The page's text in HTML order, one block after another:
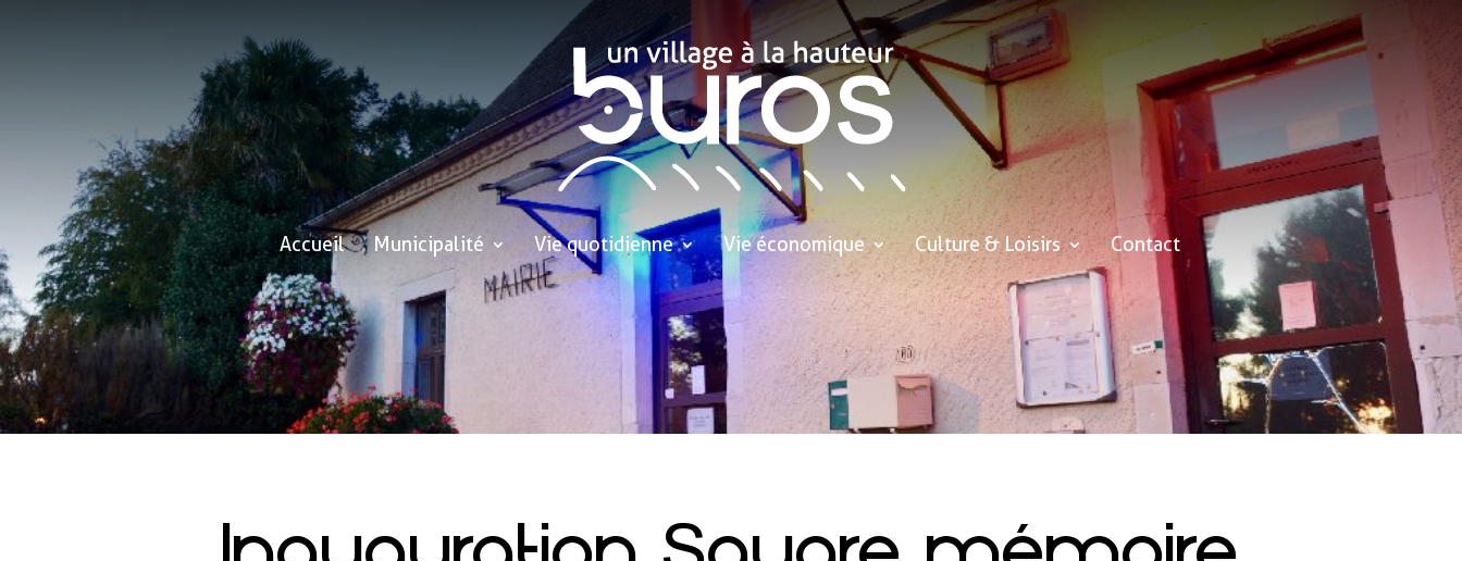
Accueil Municipalité Vie quotidienne Vie économique Culture & Loisirs Contact